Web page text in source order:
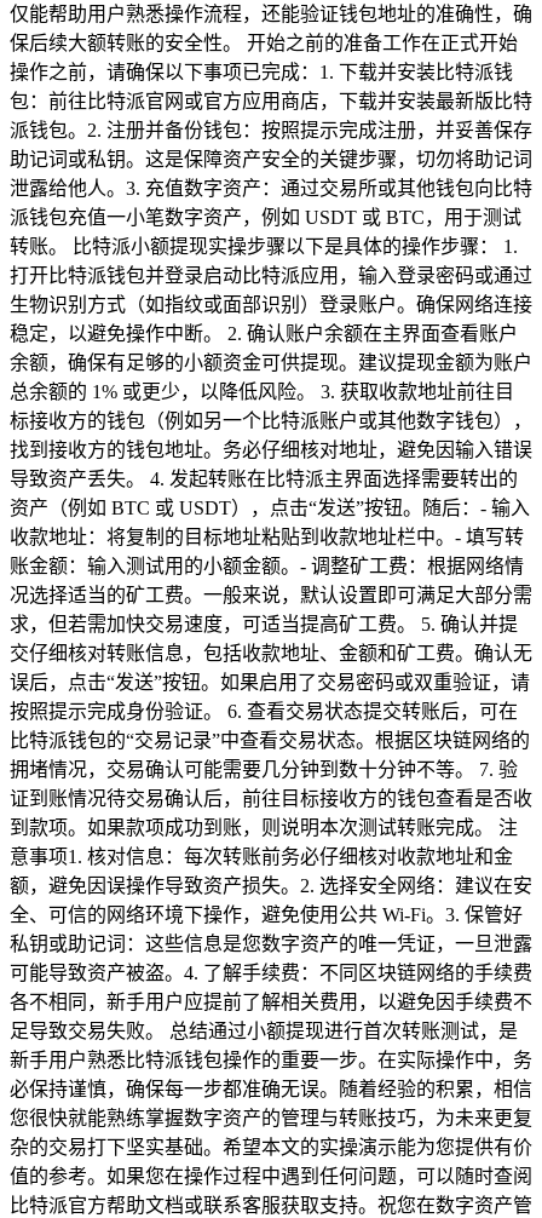
仅能帮助用户熟悉操作流程，还能验证钱包地址的准确性，确
保后续大额转账的安全性。 开始之前的准备工作在正式开始
操作之前，请确保以下事项已完成：1. 下载并安装比特派钱
包：前往比特派官网或官方应用商店，下载并安装最新版比特
派钱包。2. 注册并备份钱包：按照提示完成注册，并妥善保存
助记词或私钥。这是保障资产安全的关键步骤，切勿将助记词
泄露给他人。3. 充值数字资产：通过交易所或其他钱包向比特
派钱包充值一小笔数字资产，例如 USDT 或 BTC，用于测试
转账。 比特派小额提现实操步骤以下是具体的操作步骤： 1.
打开比特派钱包并登录启动比特派应用，输入登录密码或通过
生物识别方式（如指纹或面部识别）登录账户。确保网络连接
稳定，以避免操作中断。 2. 确认账户余额在主界面查看账户
余额，确保有足够的小额资金可供提现。建议提现金额为账户
总余额的 1% 或更少，以降低风险。 3. 获取收款地址前往目
标接收方的钱包（例如另一个比特派账户或其他数字钱包），
找到接收方的钱包地址。务必仔细核对地址，避免因输入错误
导致资产丢失。 4. 发起转账在比特派主界面选择需要转出的
资产（例如 BTC 或 USDT），点击“发送”按钮。随后：- 输入
收款地址：将复制的目标地址粘贴到收款地址栏中。- 填写转
账金额：输入测试用的小额金额。- 调整矿工费：根据网络情
况选择适当的矿工费。一般来说，默认设置即可满足大部分需
求，但若需加快交易速度，可适当提高矿工费。 5. 确认并提
交仔细核对转账信息，包括收款地址、金额和矿工费。确认无
误后，点击“发送”按钮。如果启用了交易密码或双重验证，请
按照提示完成身份验证。 6. 查看交易状态提交转账后，可在
比特派钱包的“交易记录”中查看交易状态。根据区块链网络的
拥堵情况，交易确认可能需要几分钟到数十分钟不等。 7. 验
证到账情况待交易确认后，前往目标接收方的钱包查看是否收
到款项。如果款项成功到账，则说明本次测试转账完成。 注
意事项1. 核对信息：每次转账前务必仔细核对收款地址和金
额，避免因误操作导致资产损失。2. 选择安全网络：建议在安
全、可信的网络环境下操作，避免使用公共 Wi-Fi。3. 保管好
私钥或助记词：这些信息是您数字资产的唯一凭证，一旦泄露
可能导致资产被盗。4. 了解手续费：不同区块链网络的手续费
各不相同，新手用户应提前了解相关费用，以避免因手续费不
足导致交易失败。 总结通过小额提现进行首次转账测试，是
新手用户熟悉比特派钱包操作的重要一步。在实际操作中，务
必保持谨慎，确保每一步都准确无误。随着经验的积累，相信
您很快就能熟练掌握数字资产的管理与转账技巧，为未来更复
杂的交易打下坚实基础。希望本文的实操演示能为您提供有价
值的参考。如果您在操作过程中遇到任何问题，可以随时查阅
比特派官方帮助文档或联系客服获取支持。祝您在数字资产管